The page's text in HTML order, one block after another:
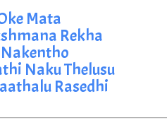
Mata
Rekha
Naku Thelusu
Rasedhi